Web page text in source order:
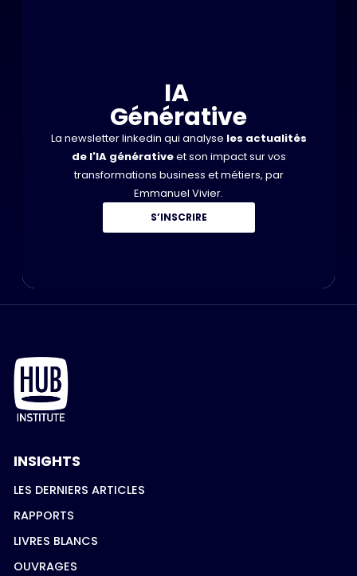
IA
Générative
La newsletter linkedin qui analyse les actualités
de l'IA générativeet son impact sur vos
transformations business et métiers, par
Emmanuel Vivier.
S’INSCRIRE
INSIGHTS
LES DERNIERS ARTICLES
RAPPORTS
LIVRES BLANCS
OUVRAGES